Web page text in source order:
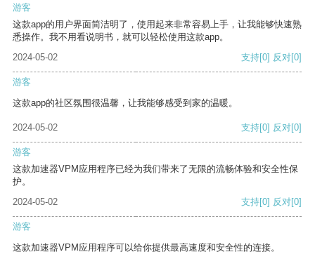
游客
这款app的用户界面简洁明了，使用起来非常容易上手，让我能够快速熟
悉操作。我不用看说明书，就可以轻松使用这款app。
2024-05-02
支持[0] 反对[0]
游客
这款app的社区氛围很温馨，让我能够感受到家的温暖。
2024-05-02 支持[0] 反对[0]
游客
这款加速器VPM应用程序已经为我们带来了无限的流畅体验和安全性保
护。
2024-05-02
支持[0] 反对[0]
游客
这款加速器VPM应用程序可以给你提供最高速度和安全性的连接。